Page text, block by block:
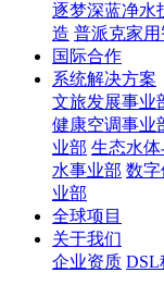
逐梦深蓝净水
造 普派克家
国际合作
系统解决方案
文旅发展事业
健康空调事业
业部 生态水
水事业部 数字
业部
全球项目
关于我们
企业资质 DSL